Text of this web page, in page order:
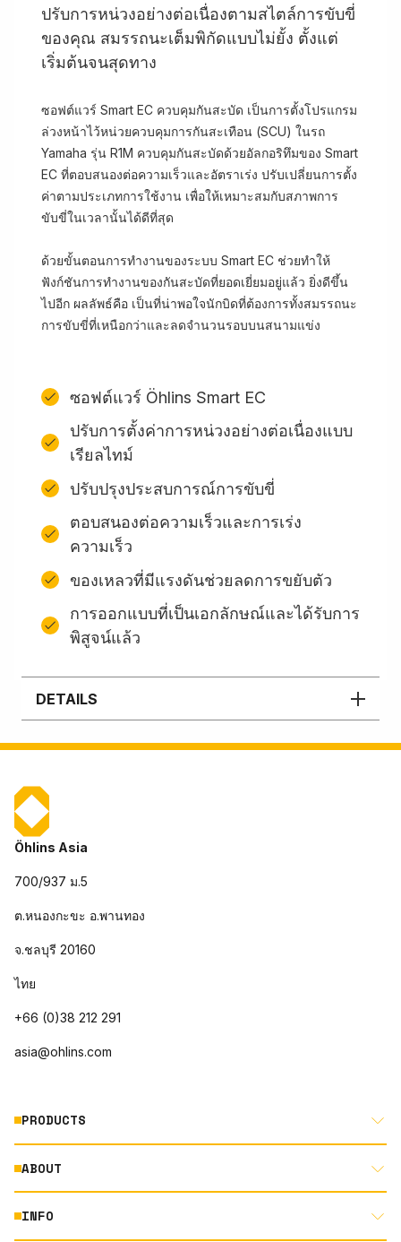
ปรับการหน่วงอย่างต่อเนื่องตามสไตล์การขับขี่
ของคุณ สมรรถนะเต็มพิกัดแบบไม่ยั้ง ตั้งแต่
เริ่มต้นจนสุดทาง
ซอฟต์แวร์ Smart EC ควบคุมกันสะบัด เป็นการตั้งโปรแกรม
ล่วงหน้าไว้หน่วยควบคุมการกันสะเทือน (SCU) ในรถ
Yamaha รุ่น R1M ควบคุมกันสะบัดด้วยอัลกอริทึมของ Smart
EC ที่ตอบสนองต่อความเร็วและอัตราเร่ง ปรับเปลี่ยนการตั้ง
ค่าตามประเภทการใช้งาน เพื่อให้เหมาะสมกับสภาพการ
ขับขี่ในเวลานั้นได้ดีที่สุด
ด้วยขั้นตอนการทำงานของระบบ Smart EC ช่วยทำให้
ฟังก์ชันการทำงานของกันสะบัดที่ยอดเยี่ยมอยู่แล้ว ยิ่งดีขึ้น
ไปอีก ผลลัพธ์คือ เป็นที่น่าพอใจนักบิดที่ต้องการทั้งสมรรถนะ
การขับขี่ที่เหนือกว่าและลดจำนวนรอบบนสนามแข่ง
ซอฟต์แวร์ Öhlins Smart EC
ปรับการตั้งค่าการหน่วงอย่างต่อเนื่องแบบ
เรียลไทม์
ปรับปรุงประสบการณ์การขับขี่
ตอบสนองต่อความเร็วและการเร่ง
ความเร็ว
ของเหลวที่มีแรงดันช่วยลดการขยับตัว
การออกแบบที่เป็นเอกลักษณ์และได้รับการ
พิสูจน์แล้ว
DETAILS
Öhlins Asia
700/937 ม.5
ต.หนองกะขะ อ.พานทอง
จ.ชลบุรี 20160
ไทย
+66 (0)38 212 291
asia@ohlins.com
PRODUCTS
MOTORCYCLE
AUTOMOTIVE
ABOUT
ABOUT US
INFO